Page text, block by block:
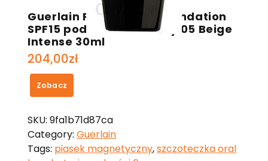
Guerlain Parure Gold Foundation
SPF15 podkład do twarzy 05 Beige
Intense 30ml
204,00zł
Zobacz
SKU: 9fa1b71d87ca
Category: Guerlain
Tags: piasek magnetyczny,szczoteczka oral